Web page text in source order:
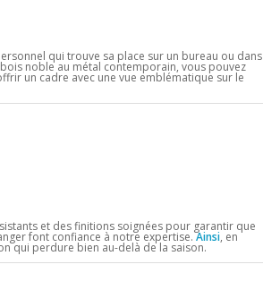
qui trouve sa place sur un bureau ou dans
noble au métal contemporain, vous pouvez
un cadre avec une vue emblématique sur le
et des finitions soignées pour garantir que
font confiance à notre expertise.Ainsi, en
qui perdure bien au-delà de la saison.